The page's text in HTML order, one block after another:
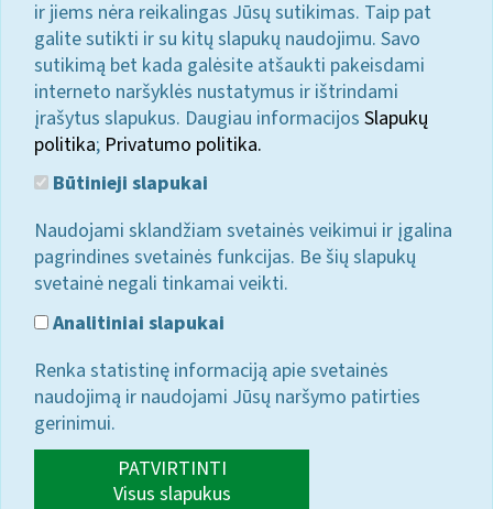
ir jiems nėra reikalingas Jūsų sutikimas. Taip pat
galite sutikti ir su kitų slapukų naudojimu. Savo
sutikimą bet kada galėsite atšaukti pakeisdami
interneto naršyklės nustatymus ir ištrindami
įrašytus slapukus. Daugiau informacijos Slapukų
politika; Privatumo politika.
Būtinieji slapukai
Naudojami sklandžiam svetainės veikimui ir įgalina
pagrindines svetainės funkcijas. Be šių slapukų
svetainė negali tinkamai veikti.
Analitiniai slapukai
Renka statistinę informaciją apie svetainės
naudojimą ir naudojami Jūsų naršymo patirties
gerinimui.
PATVIRTINTI
Visus slapukus